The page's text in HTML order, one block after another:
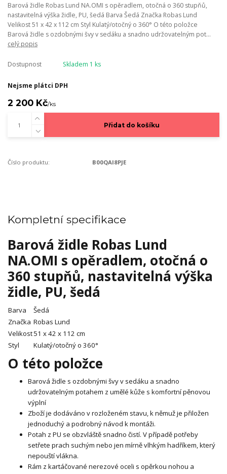
Barová židle Robas Lund NA.OMI s opěradlem, otočná o 360 stupňů,
nastavitelná výška židle, PU, ​​šedá Barva Šedá Značka Robas Lund
Velikost 51 x 42 x 112 cm Styl Kulatý/otočný o 360° O této položce
Barová židle s ozdobnými švy v sedáku a snadno udržovatelným pot...
celý popis
Dostupnost Skladem 1 ks
Nejsme plátci DPH
2 200 Kč/ks
Přidat do košíku
Číslo produktu: B00QAI8PJE
Kompletní specifikace
Barová židle Robas Lund
NA.OMI s opěradlem, otočná o
360 stupňů, nastavitelná výška
židle, PU, ​​šedá
Barva
Šedá
Značka Robas Lund
Velikost51 x 42 x 112 cm
Styl
Kulatý/otočný o 360°
O této položce
Barová židle s ozdobnými švy v sedáku a snadno
udržovatelným potahem z umělé kůže s komfortní pěnovou
výplní
Zboží je dodáváno v rozloženém stavu, k němuž je přiložen
jednoduchý a podrobný návod k montáži.
Potah z PU se obzvláště snadno čistí. V případě potřeby
setřete prach suchým nebo jen mírně vlhkým hadříkem, který
nepouští vlákna.
Rám z kartáčované nerezové oceli s opěrkou nohou a